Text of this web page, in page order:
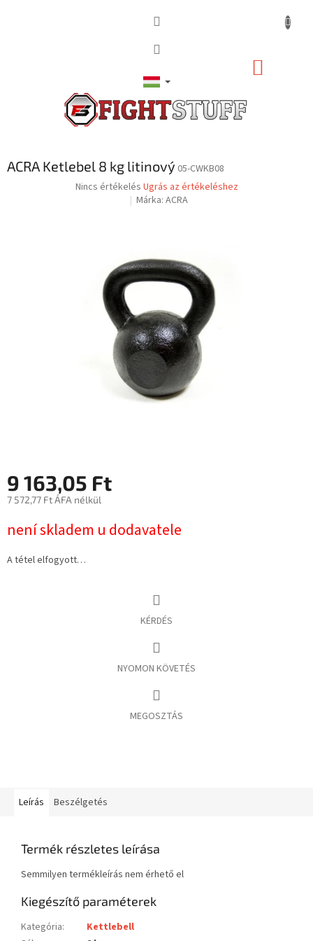
ACRA Ketlebel 8 kg litinový 05-CWKB08
A
Nincs értékelés Ugrás az értékeléshez
Márka:ACRA
9 163,05 Ft
7 572,77 Ft ÁFA nélkül
není skladem u dodavatele
A tétel elfogyott…
KÉRDÉS
NYOMON KÖVETÉS
MEGOSZTÁS
Leírás Beszélgetés
Termék részletes leírása
Semmilyen termékleírás nem érhető el
Kiegészítő paraméterek
Kategória:
Kettlebell